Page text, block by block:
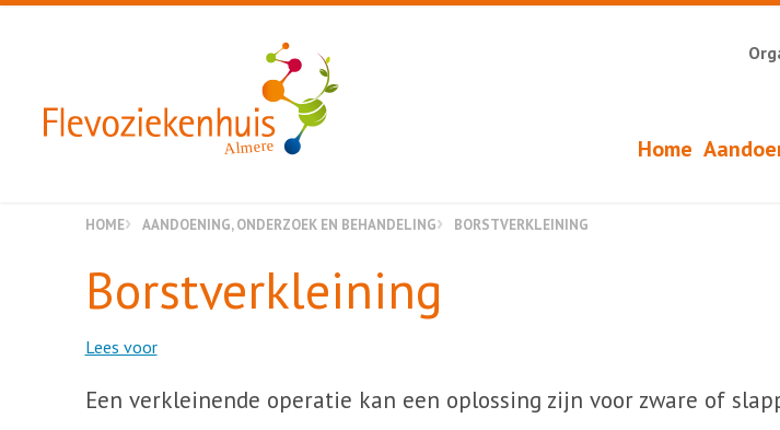
Almere Home
HOME AANDOENING, ONDERZOEK EN BEHANDELING BORSTVERKLEINING
Borstverkleining
Lees voor
Een verkleinende operatie kan een oplossing zijn voor zware of